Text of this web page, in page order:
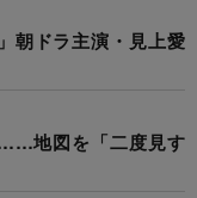
朝ドラ主演・見上愛
……地図を「二度見す